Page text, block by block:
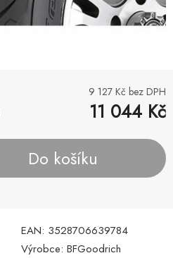
9 127 Kč bez DPH
11 044 Kč
Do košíku
EAN: 3528706639784
Výrobce: BFGoodrich